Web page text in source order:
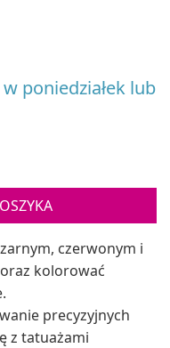
poniedziałek lub
czerwonym i
kolorować
precyzyjnych
z tatuażami